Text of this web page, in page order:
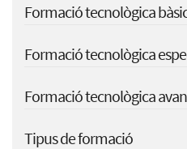
Formació tecnològica
Formació tecnològica
Formació tecnològica
Tipus de formació